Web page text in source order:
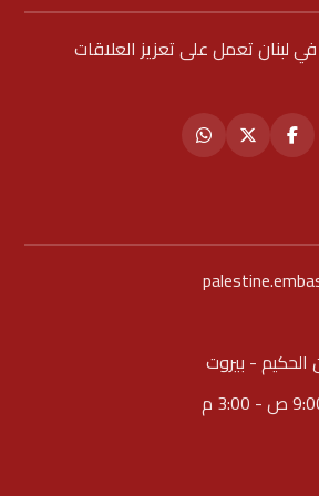
لبنان تعمل على تعزيز العلاقات
الحكيم - بيروت